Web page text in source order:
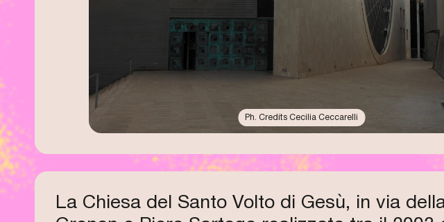
Ph. Credits Cecilia Ceccarelli
La Chiesa del Santo Volto di Gesù, in via